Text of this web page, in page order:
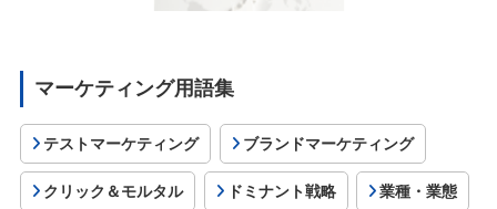
マーケティング用語集
テストマーケティング ブランドマーケティング
クリック＆モルタル ドミナント戦略 業種・業態